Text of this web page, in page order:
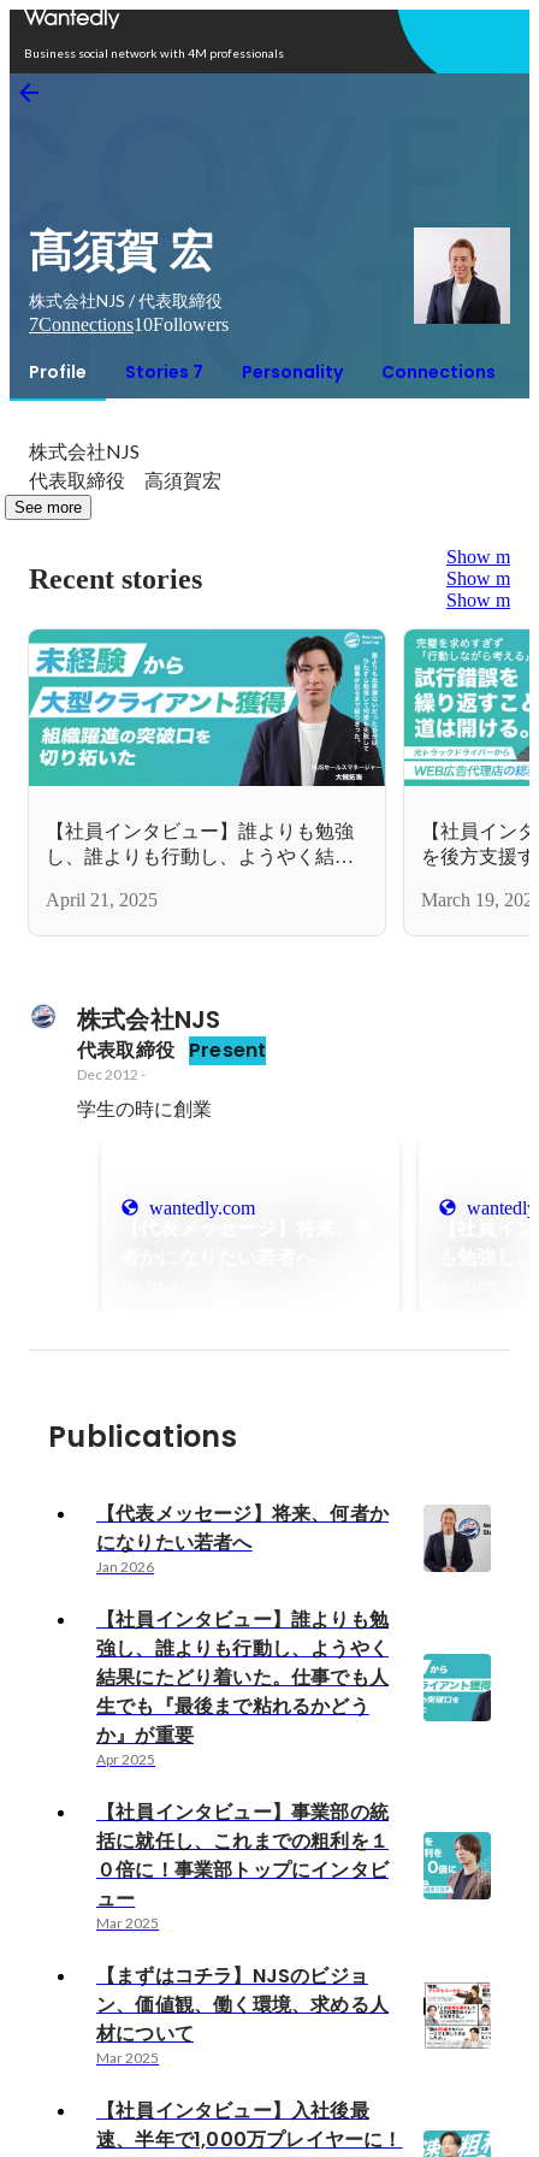
Business social network with 4M professionals
髙須賀 宏
株式会社NJS / 代表取締役
7Connections10Followers
Profile Stories 7 Personality Connections
株式会社NJS
代表取締役　高須賀宏
See more
Recent stories
Show more
Show more
Show more
【社員インタビュー】誰よりも勉強
し、誰よりも行動し、ようやく結果
『最後まで粘れるかどうか』が重要
April 21, 2025
【社員イン
を後方支援
は戦えない。
March 19,
株式会社NJS
代表取締役 Present
Dec 2012 -
学生の時に創業
wantedly.com
まで粘れ
Publications
【代表メッセージ】将来、何者か
になりたい若者へ
Jan 2026
【社員インタビュー】誰よりも勉
強し、誰よりも行動し、ようやく
結果にたどり着いた。仕事でも人
生でも『最後まで粘れるかどう
か』が重要
Apr 2025
【社員インタビュー】事業部の統
括に就任し、これまでの粗利を１
０倍に！事業部トップにインタビ
ュー
Mar 2025
【まずはコチラ】NJSのビジョ
ン、価値観、働く環境、求める人
材について
Mar 2025
【社員インタビュー】入社後最
速、半年で1,000万プレイヤーに！